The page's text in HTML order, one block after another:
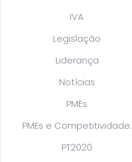
IVA
Legislação
Liderança
Notícias
PMEs
PMEs e Competitividade.
PT2020